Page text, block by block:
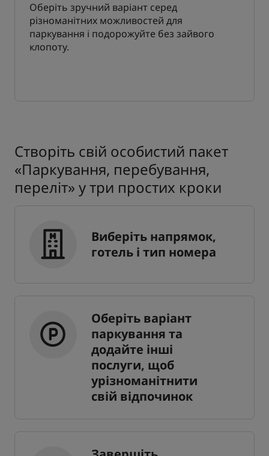
Оберіть зручний варіант серед
різноманітних можливостей для
паркування і подорожуйте без зайвого
клопоту.
Створіть свій особистий пакет
«Паркування, перебування,
переліт» у три простих кроки
Виберіть напрямок,
готель і тип номера
Оберіть варіант
паркування та
додайте інші
послуги, щоб
урізноманітнити
свій відпочинок